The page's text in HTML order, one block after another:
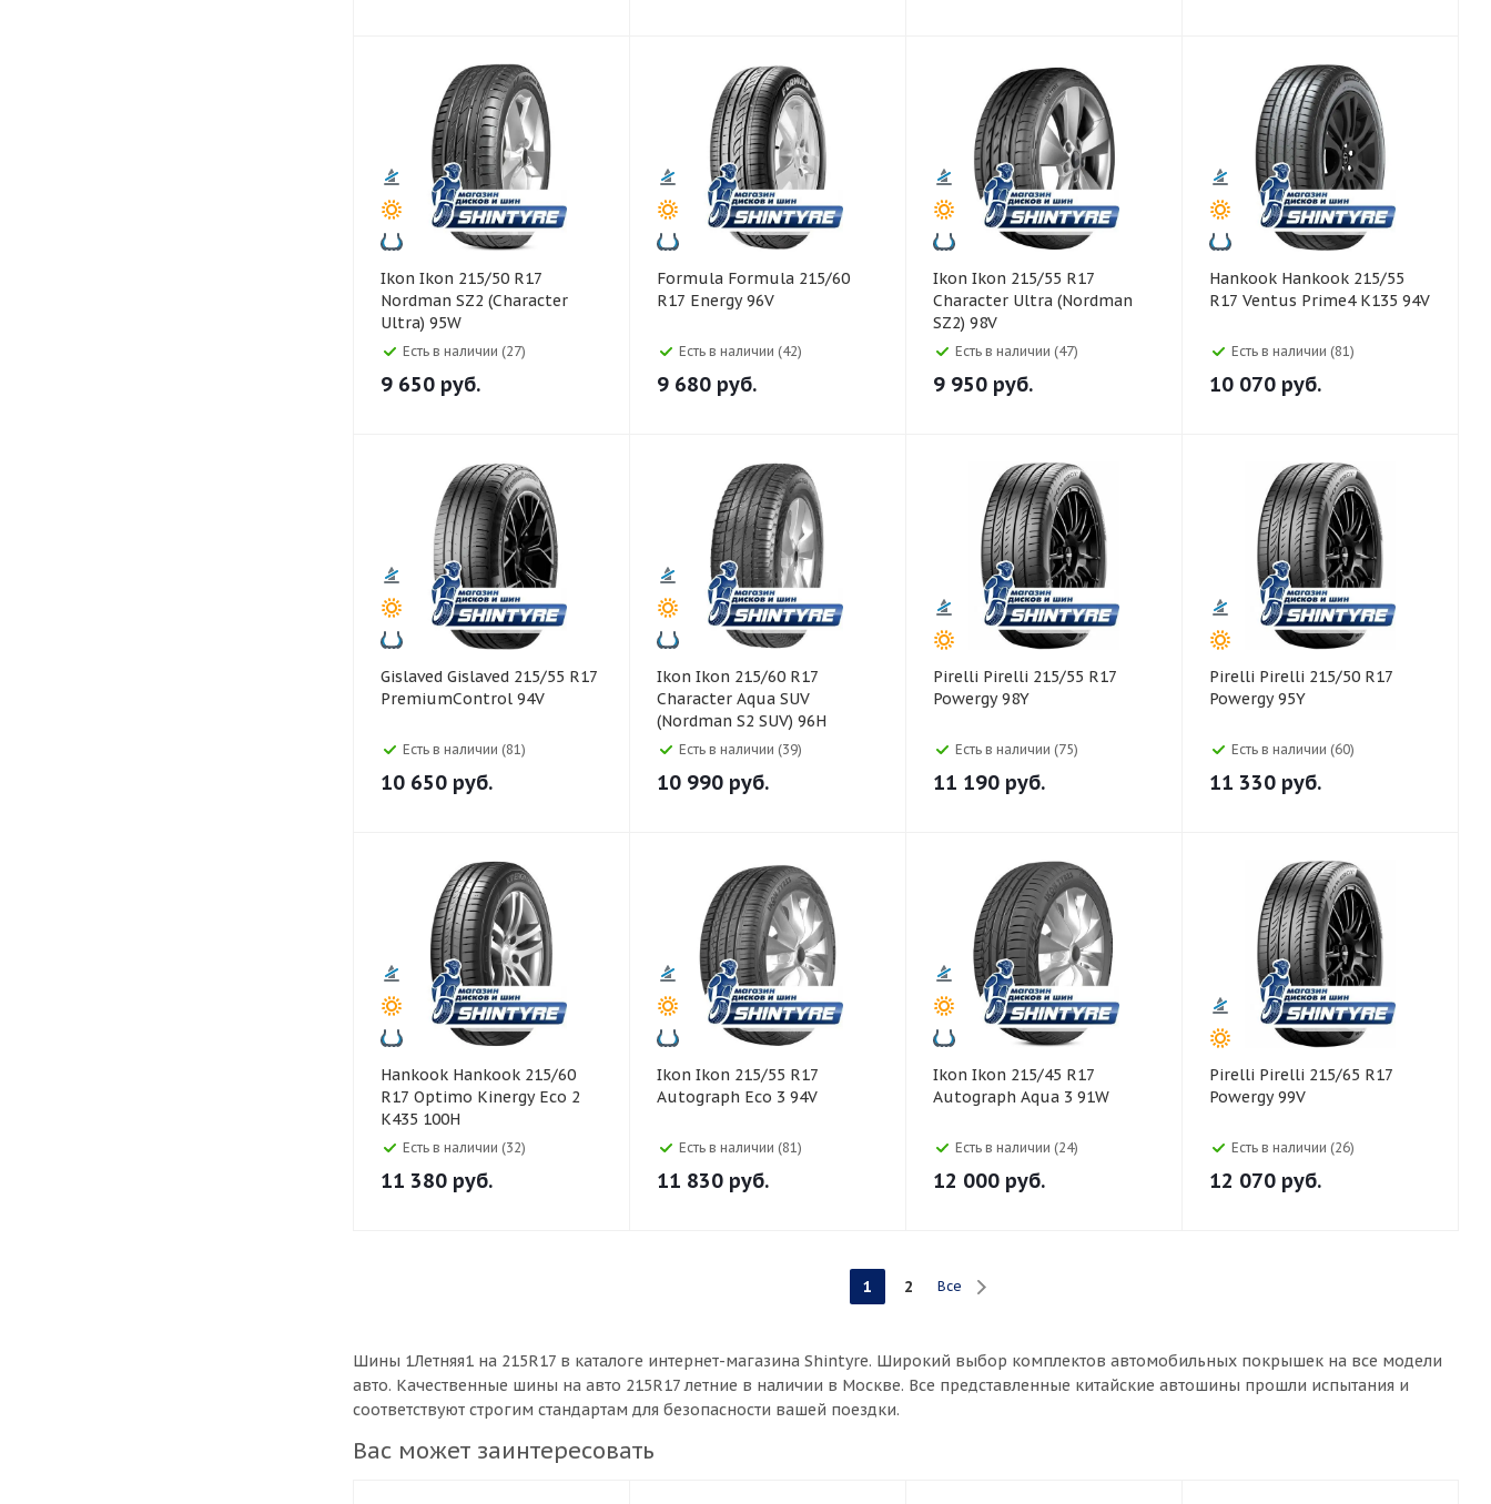
Ikon Ikon 215/50 R17
Nordman SZ2 (Character
Ultra) 95W
Есть в наличии (27)
9 650 руб.
Formula Formula 215/60
R17 Energy 96V
Есть в наличии (42)
9 680 руб.
Ikon Ikon 215/55 R17
Character Ultra (Nordman
SZ2) 98V
Есть в наличии (47)
9 950 руб.
Hankook Hankook 215/55
R17 Ventus Prime4 K135 94V
Есть в наличии (81)
10 070 руб.
Gislaved Gislaved 215/55 R17
PremiumControl 94V
Есть в наличии (81)
10 650 руб.
Ikon Ikon 215/60 R17
Character Aqua SUV
(Nordman S2 SUV) 96H
Есть в наличии (39)
10 990 руб.
Pirelli Pirelli 215/55 R17
Powergy 98Y
Есть в наличии (75)
11 190 руб.
Pirelli Pirelli 215/50 R17
Powergy 95Y
Есть в наличии (60)
11 330 руб.
Hankook Hankook 215/60
R17 Optimo Kinergy Eco 2
K435 100H
Есть в наличии (32)
11 380 руб.
Ikon Ikon 215/55 R17
Autograph Eco 3 94V
Есть в наличии (81)
11 830 руб.
Ikon Ikon 215/45 R17
Autograph Aqua 3 91W
Есть в наличии (24)
12 000 руб.
Pirelli Pirelli 215/65 R17
Powergy 99V
Есть в наличии (26)
12 070 руб.
1 2 Все
Шины 1Летняя1 на 215R17 в каталоге интернет-магазина Shintyre. Широкий выбор комплектов автомобильных покрышек на все модели
авто. Качественные шины на авто 215R17 летние в наличии в Москве. Все представленные китайские автошины прошли испытания и
соответствуют строгим стандартам для безопасности вашей поездки.
Вас может заинтересовать